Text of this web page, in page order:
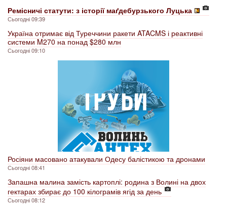
Ремісничі статути: з історії маґдебурзького Луцька
Сьогодні 09:39
Україна отримає від Туреччини ракети ATACMS і реактивні
системи M270 на понад $280 млн
Сьогодні 09:10
Росіяни масовано атакували Одесу балістикою та дронами
Сьогодні 08:41
Запашна малина замість картоплі: родина з Волині на двох
гектарах збирає до 100 кілограмів ягід за день
Сьогодні 08:12